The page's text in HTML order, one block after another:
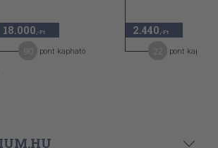
18.000 ,-Ft
pont kapható
2.440 ,-Ft
pont kapható